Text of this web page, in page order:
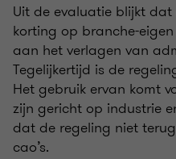
Uit de evaluatie blijkt
korting op branche-
aan het verlagen van
Tegelijkertijd is de
Het gebruik ervan komt
zijn gericht op industrie
dat de regeling niet
cao’s.